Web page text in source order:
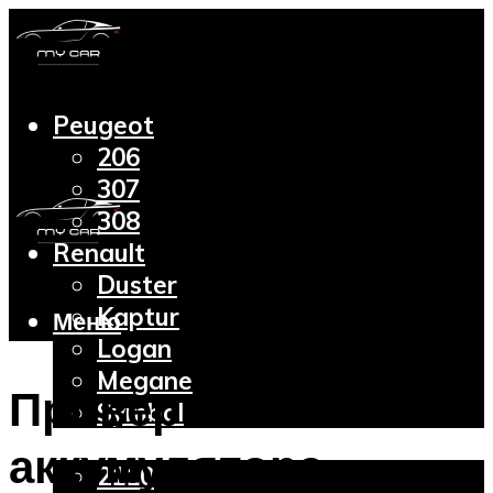
Peugeot
206
307
308
Renault
Duster
Kaptur
Logan
Megane
Symbol
2110
Меню
Проверка
аккумулятора